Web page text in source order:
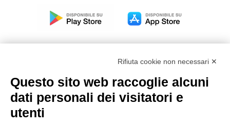
Modello organizzativo, gestione e controllo – D. lgs.
231/2001
Rifiuta cookie non necessari ✕
Questo sito web raccoglie alcuni
dati personali dei visitatori e
utenti